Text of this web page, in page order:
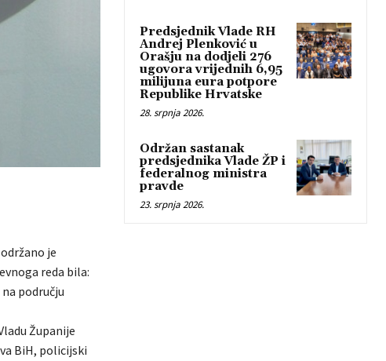
je
reda bila:
području
Županije
BiH, policijski
Predsjednik Vlade RH
Andrej Plenković u
Orašju na dodjeli 276
ugovora vrijednih 6,95
milijuna eura potpore
Republike Hrvatske
28. srpnja 2026.
Održan sastanak
predsjednika Vlade ŽP i
federalnog ministra
pravde
23. srpnja 2026.